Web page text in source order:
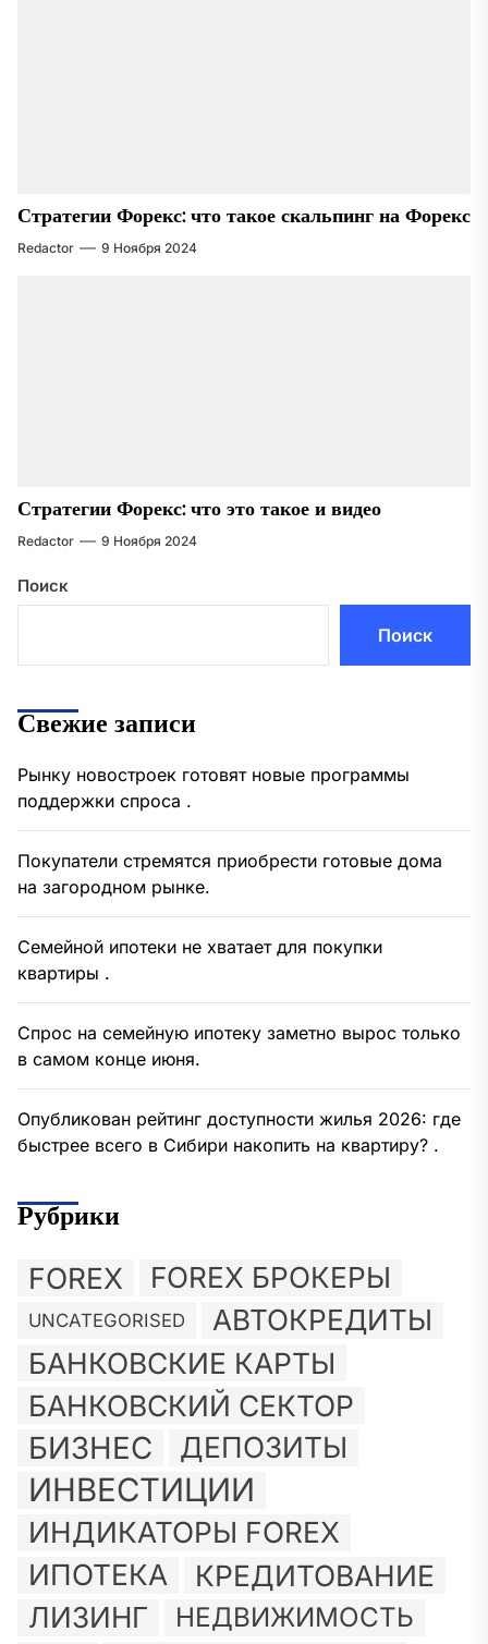
Стратегии Форекс: что такое скальпинг на Форекс
Redactor 9 Ноября 2024
Стратегии Форекс: что это такое и видео
Redactor 9 Ноября 2024
Поиск
Поиск
Свежие записи
Рынку новостроек готовят новые программы
поддержки спроса .
Покупатели стремятся приобрести готовые дома
на загородном рынке.
Семейной ипотеки не хватает для покупки
квартиры .
Спрос на семейную ипотеку заметно вырос только
в самом конце июня.
Опубликован рейтинг доступности жилья 2026: где
быстрее всего в Сибири накопить на квартиру? .
Рубрики
FOREX FOREX БРОКЕРЫ
UNCATEGORISED АВТОКРЕДИТЫ
БАНКОВСКИЕ КАРТЫ
БАНКОВСКИЙ СЕКТОР
БИЗНЕС ДЕПОЗИТЫ
ИНВЕСТИЦИИ
ИНДИКАТОРЫ FOREX
ИПОТЕКА
КРЕДИТОВАНИЕ
ЛИЗИНГ НЕДВИЖИМОСТЬ